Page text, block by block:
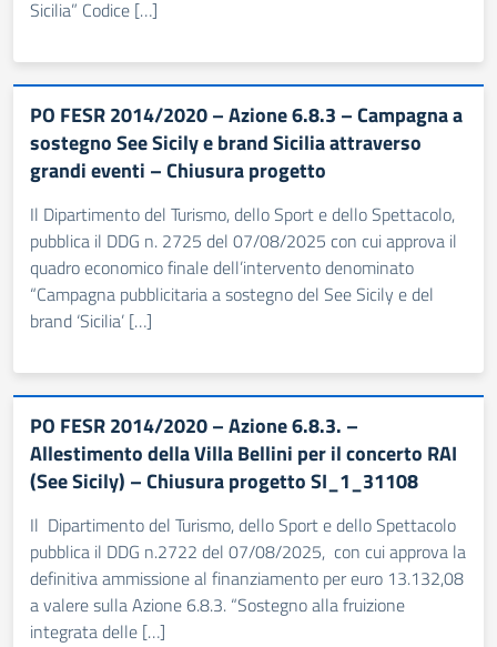
Sicilia” Codice […]
PO FESR 2014/2020 – Azione 6.8.3 – Campagna a
sostegno See Sicily e brand Sicilia attraverso
grandi eventi – Chiusura progetto
Il Dipartimento del Turismo, dello Sport e dello Spettacolo,
pubblica il DDG n. 2725 del 07/08/2025 con cui approva il
quadro economico finale dell’intervento denominato
“Campagna pubblicitaria a sostegno del See Sicily e del
brand ‘Sicilia’ […]
PO FESR 2014/2020 – Azione 6.8.3. –
Allestimento della Villa Bellini per il concerto RAI
(See Sicily) – Chiusura progetto SI_1_31108
Il Dipartimento del Turismo, dello Sport e dello Spettacolo
pubblica il DDG n.2722 del 07/08/2025, con cui approva la
definitiva ammissione al finanziamento per euro 13.132,08
a valere sulla Azione 6.8.3. “Sostegno alla fruizione
integrata delle […]